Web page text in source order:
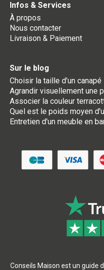
Infos & Services
À propos
Nous contacter
Livraison & Paiement
Sur le blog
Choisir la taille d'un canapé
Agrandir visuellement une
Associer la couleur
Quel est le poids moyen
Entretien d'un meuble en
Conseils Maison est un guide